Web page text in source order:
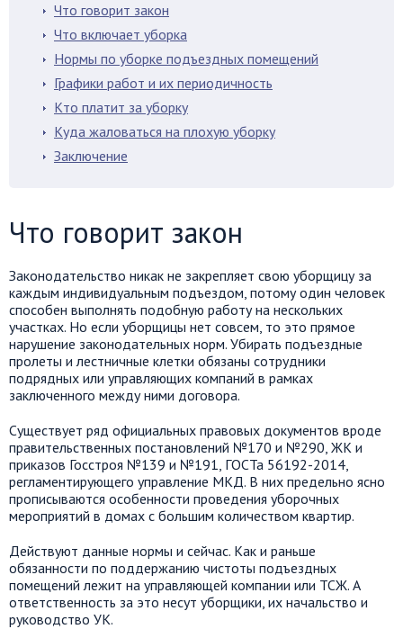
Что говорит закон
Что включает уборка
Нормы по уборке подъездных помещений
Графики работ и их периодичность
Кто платит за уборку
Куда жаловаться на плохую уборку
Заключение
Что говорит закон
Законодательство никак не закрепляет свою уборщицу за
каждым индивидуальным подъездом, потому один человек
способен выполнять подобную работу на нескольких
участках. Но если уборщицы нет совсем, то это прямое
нарушение законодательных норм. Убирать подъездные
пролеты и лестничные клетки обязаны сотрудники
подрядных или управляющих компаний в рамках
заключенного между ними договора.
Существует ряд официальных правовых документов вроде
правительственных постановлений №170 и №290, ЖК и
приказов Госстроя №139 и №191, ГОСТа 56192-2014,
регламентирующего управление МКД. В них предельно ясно
прописываются особенности проведения уборочных
мероприятий в домах с большим количеством квартир.
Действуют данные нормы и сейчас. Как и раньше
обязанности по поддержанию чистоты подъездных
помещений лежит на управляющей компании или ТСЖ. А
ответственность за это несут уборщики, их начальство и
руководство УК.